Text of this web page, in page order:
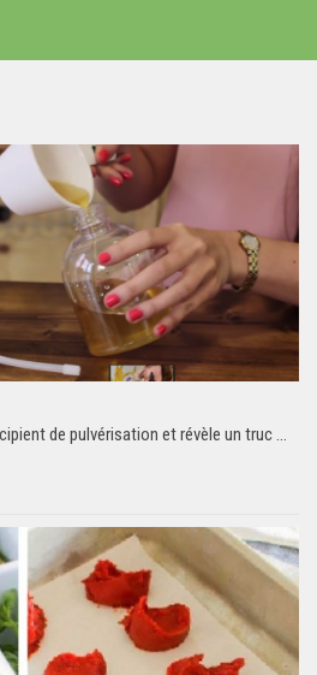
de pulvérisation et révèle un truc …